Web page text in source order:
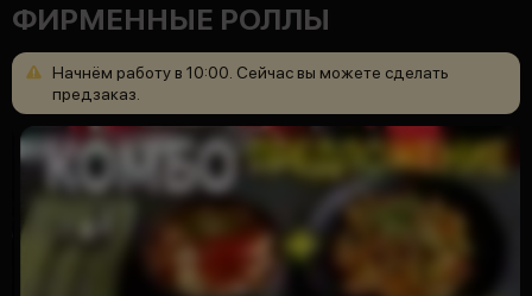
ФИРМЕННЫЕ РОЛЛЫ
Начнём работу в 10:00. Сейчас вы можете сделать
предзаказ.